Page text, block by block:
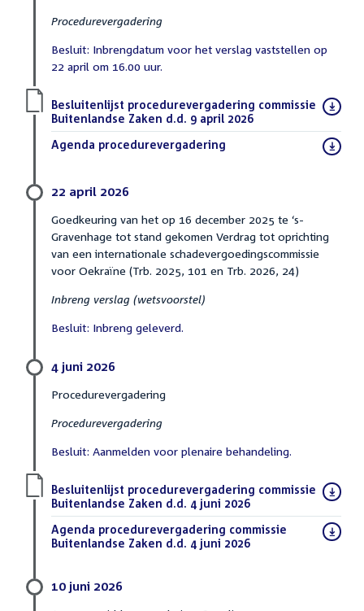
Procedurevergadering
Besluit: Inbrengdatum voor het verslag vaststellen op
22 april om 16.00 uur.
Download
bestand:
Besluitenlijst procedurevergadering commissie
Buitenlandse Zaken d.d. 9 april 2026
Download
Agenda procedurevergadering
22 april 2026
Goedkeuring van het op 16 december 2025 te ‘s-
Gravenhage tot stand gekomen Verdrag tot oprichting
van een internationale schadevergoedingscommissie
voor Oekraïne (Trb. 2025, 101 en Trb. 2026, 24)
Inbreng verslag (wetsvoorstel)
Besluit: Inbreng geleverd.
4 juni 2026
Procedurevergadering
Procedurevergadering
Besluit: Aanmelden voor plenaire behandeling.
Download
bestand:
Besluitenlijst procedurevergadering commissie
Buitenlandse Zaken d.d. 4 juni 2026
Download
bestand:
Agenda procedurevergadering commissie
Buitenlandse Zaken d.d. 4 juni 2026
10 juni 2026